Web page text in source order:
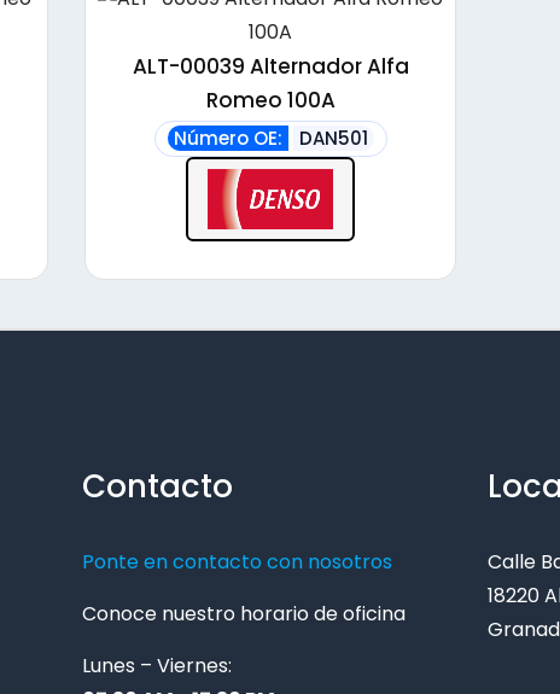
ALT-00039 Alternador Alfa
Romeo 100A
Número OE: DAN501
Contacto
Ponte en contacto con nosotros
Conoce nuestro horario de oficina
Lunes – Viernes:
Calle
18220